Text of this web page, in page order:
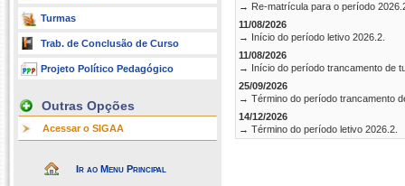
Turmas
Trab. de Conclusão de Curso
Projeto Político Pedagógico
Outras Opções
Acessar o SIGAA
Ir ao Menu Principal
→ Re-matrícula para o período
11/08/2026
→ Início do período letivo 2026.2.
11/08/2026
→ Início do período trancamento de
25/09/2026
→ Término do período trancamento
14/12/2026
→ Término do período letivo 2026.2.